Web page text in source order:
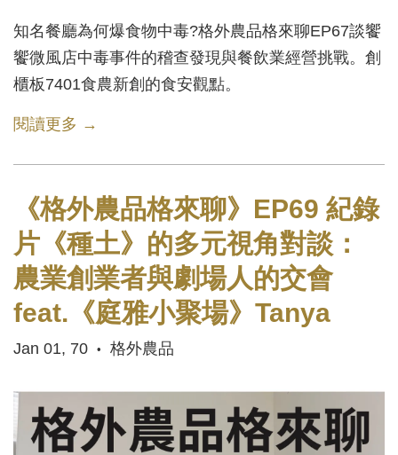
知名餐廳為何爆食物中毒?格外農品格來聊EP67談饗
饗微風店中毒事件的稽查發現與餐飲業經營挑戰。創
櫃板7401食農新創的食安觀點。
閱讀更多 →
《格外農品格來聊》EP69 紀錄
片《種土》的多元視角對談：
農業創業者與劇場人的交會
feat.《庭雅小聚場》Tanya
Jan 01, 70 • 格外農品